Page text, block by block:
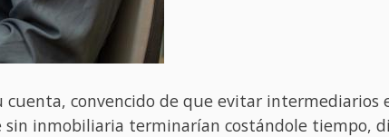
convencido de que evitar intermediarios
inmobiliaria terminarían costándole tiempo,